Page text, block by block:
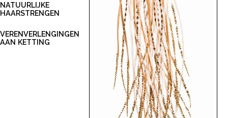
NATUURLIJKE
HAARSTRENGEN
VERENVERLENGINGEN
AAN KETTING